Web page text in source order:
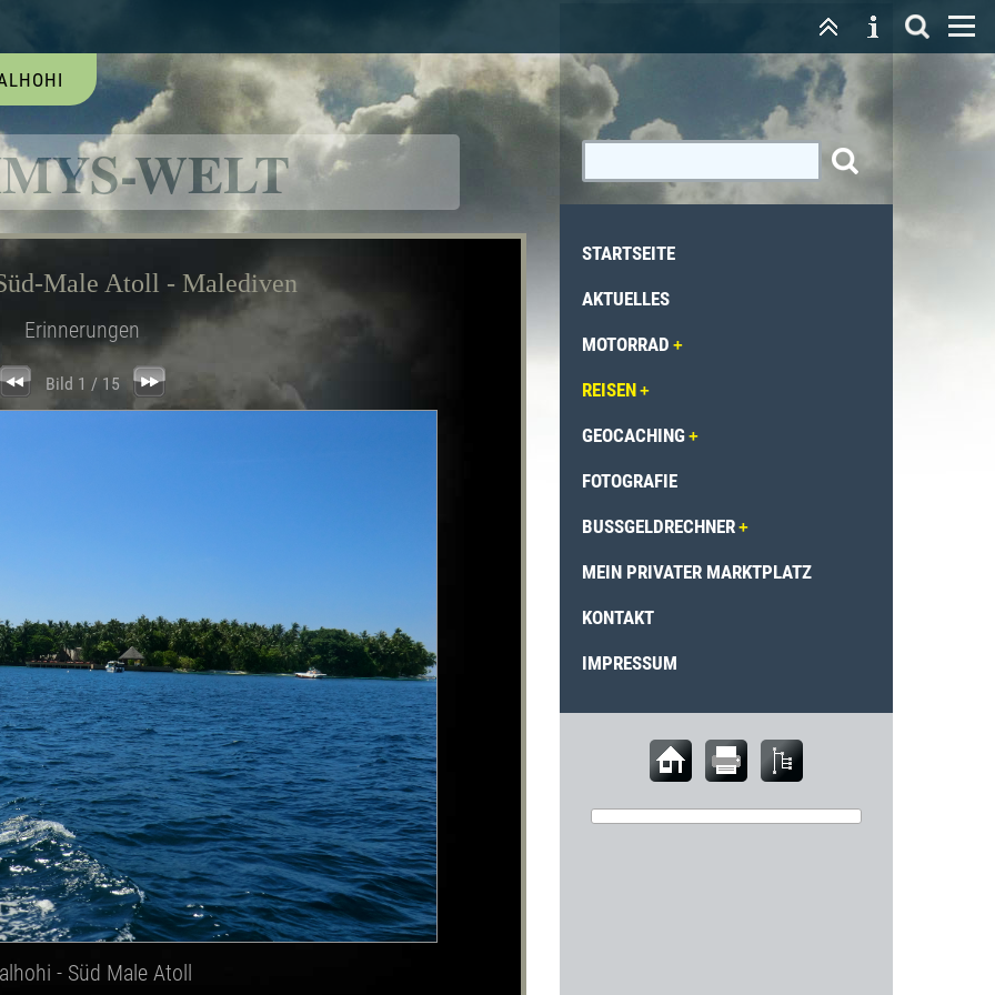
WELT
Male Atoll - Malediven
Erinnerungen
Bild 1 / 15
- Süd Male Atoll
STARTSEITE
AKTUELLES
MOTORRAD
REISEN
GEOCACHING
FOTOGRAFIE
BUSSGELDRECHNER
MEIN PRIVATER MARKTPLATZ
KONTAKT
IMPRESSUM